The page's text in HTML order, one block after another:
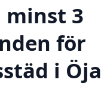
minst 3
för
i Öja